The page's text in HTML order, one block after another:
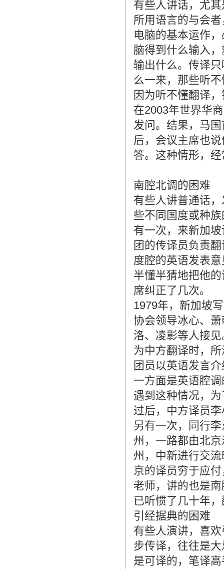
有些人讲话，尤
所用语言的与会
电脑的基本运作
脑得到什么输入
输出什么。传译
么一来，那些听
因为听不懂翻译
在2003年世界华
发问。结果，马
后，会议主席也
答。这种情形，
南腔北调的困难
有些人讲普通话
些不同国度或种
有一次，来新加
团的传译员负责
度腔的英语发表
半懂半猜地把他
席纠正了几次。
1979年，新加坡
协会领导冰心、
洛、凌彰等人接
为中方翻译时，
团员以英语发言
一方面是英语腔
遇到这种情况，
过后，中方译员
另有一次，同行
州，一路都由北
州，中新进行交
京的译员穷于应
老师，讲的也是
已听惯了几十年
引经据典的困难
有些人演讲，喜
步传译，往往是
是可译的，笔译